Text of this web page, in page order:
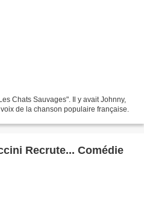
Chats Sauvages". Il y avait Johnny,
de la chanson populaire française.
Recrute... Comédie